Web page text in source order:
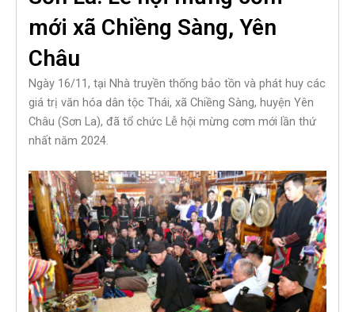
mới xã Chiềng Sàng, Yên
Châu
Ngày 16/11, tại Nhà truyền thống bảo tồn và phát huy các
giá trị văn hóa dân tộc Thái, xã Chiềng Sàng, huyện Yên
Châu (Sơn La), đã tổ chức Lễ hội mừng cơm mới lần thứ
nhất năm 2024.